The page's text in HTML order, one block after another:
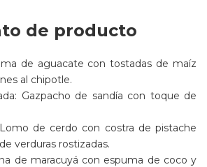
de producto
de aguacate con tostadas de maíz
al chipotle.
Gazpacho de sandía con toque de
de cerdo con costra de pistache
verduras rostizadas.
de maracuyá con espuma de coco y